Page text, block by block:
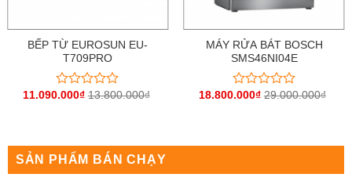
BẾP TỪ EUROSUN EU-
T709PRO
Được
5
sao
11.090.000₫ 13.800.000₫
MÁY RỬA BÁT BOSCH
SMS46NI04E
Được
5
18.800.000₫ 29.000.000₫
SẢN PHẨM BÁN CHẠY